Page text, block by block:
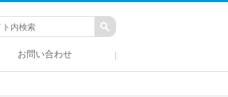
お問い合わせ